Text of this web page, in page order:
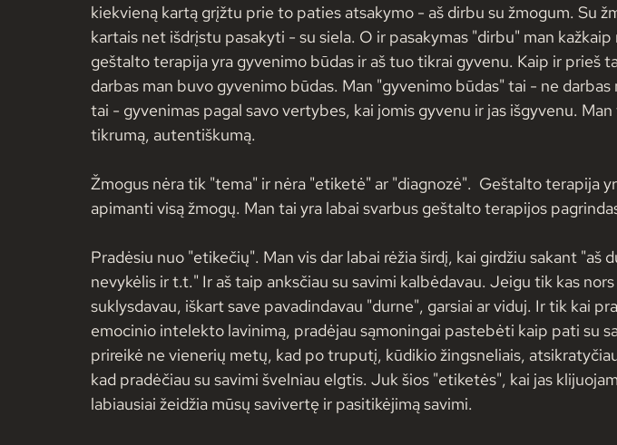
kiekvieną kartą grįžtu prie to paties atsakymo - aš dirbu su žmogum. Su
kartais net išdrįstu pasakyti - su siela. O ir pasakymas "dirbu" man
geštalto terapija yra gyvenimo būdas ir aš tuo tikrai gyvenu. Kaip ir prieš
darbas man buvo gyvenimo būdas. Man "gyvenimo būdas" tai - ne darbas
tai - gyvenimas pagal savo vertybes, kai jomis gyvenu ir jas išgyvenu.
tikrumą, autentiškumą.
Žmogus nėra tik "tema" ir nėra "etiketė" ar "diagnozė".  Geštalto terapija
apimanti visą žmogų. Man tai yra labai svarbus geštalto terapijos
Pradėsiu nuo "etikečių". Man vis dar labai rėžia širdį, kai girdžiu sakant "aš
nevykėlis ir t.t." Ir aš taip anksčiau su savimi kalbėdavau. Jeigu tik kas
suklysdavau, iškart save pavadindavau "durne", garsiai ar viduj. Ir tik kai
emocinio intelekto lavinimą, pradėjau sąmoningai pastebėti kaip pati su
prireikė ne vienerių metų, kad po truputį, kūdikio žingsneliais,
kad pradėčiau su savimi švelniau elgtis. Juk šios "etiketės", kai jas
labiausiai žeidžia mūsų savivertę ir pasitikėjimą savimi.